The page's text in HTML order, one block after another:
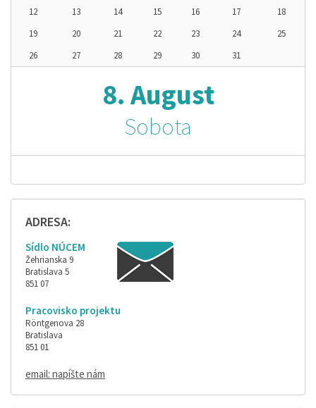
12
13 14 15 16 17
18
19
20 21 22 23 24
25
26
27 28 29 30 31
8. August
Sobota
ADRESA:
Sídlo NÚCEM
Žehrianska 9
Bratislava 5
851 07
Pracovisko projektu
Röntgenova 28
Bratislava
851 01
email: napíšte nám